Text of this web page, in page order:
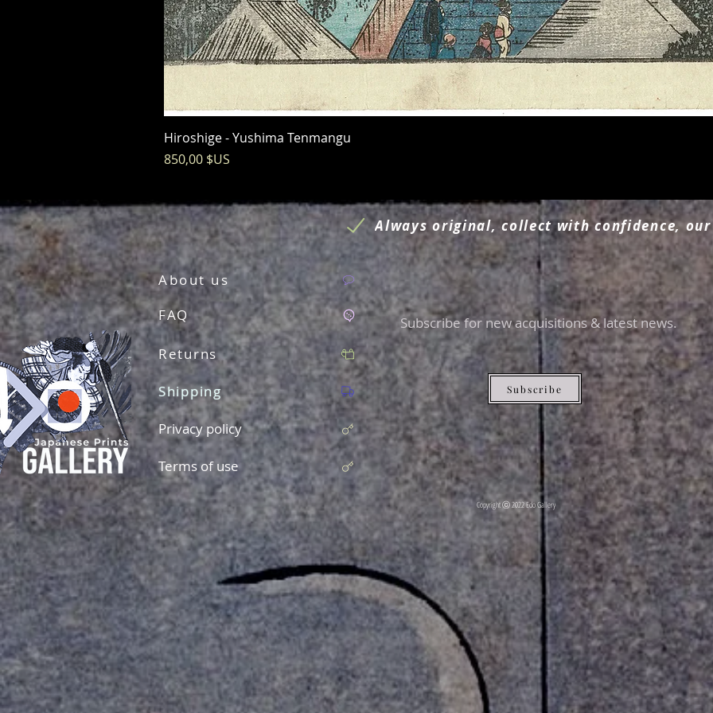
Hiroshige - Yushima Tenmangu
Prix
850,00 $US
Always original, collect with confidence, our
About us
FAQ
Returns
Shipping
Privacy policy
Terms of use
Subscribe for new acquisitions & latest news.
Subscribe
Copyright ⓒ 2022 Edo Gallery